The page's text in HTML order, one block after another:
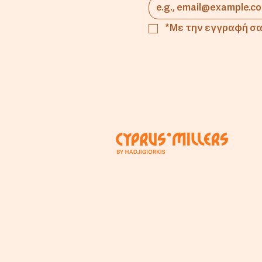
παράδοση περνά στις
νέες γενιές
*Με την εγγραφή